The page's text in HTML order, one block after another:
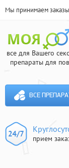
Мы принимаем заказы
все для Вашего
препараты для
ВСЕ
прием